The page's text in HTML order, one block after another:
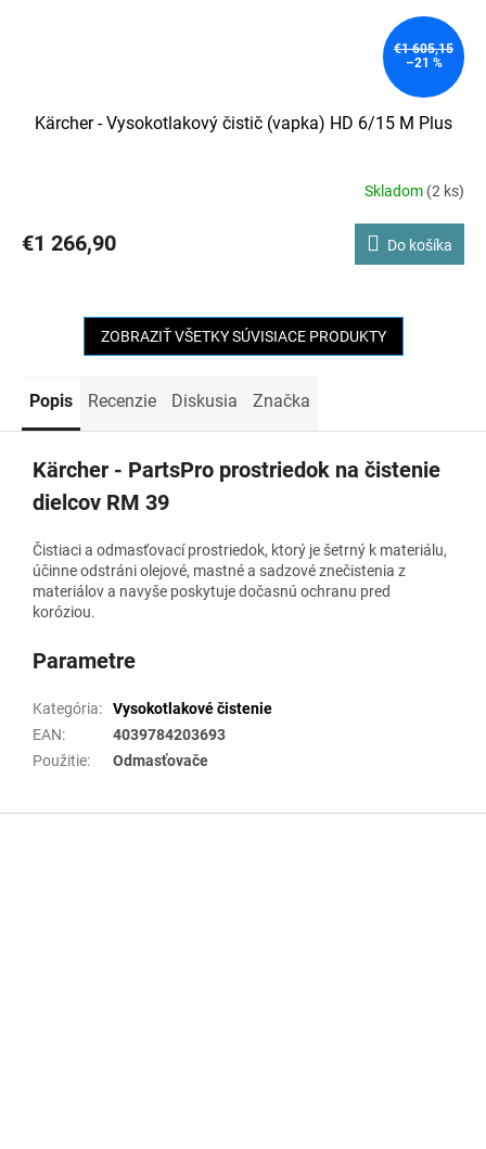
€1 605,15
–21 %
Kärcher - Vysokotlakový čistič (vapka) HD 6/15 M Plus
Skladom (2 ks)
€1 266,90 Do košíka
ZOBRAZIŤ VŠETKY SÚVISIACE PRODUKTY
Popis Recenzie Diskusia Značka
Kärcher - PartsPro prostriedok na čistenie
dielcov RM 39
Čistiaci a odmasťovací prostriedok, ktorý je šetrný k materiálu,
účinne odstráni olejové, mastné a sadzové znečistenia z
materiálov a navyše poskytuje dočasnú ochranu pred
koróziou.
Parametre
Kategória:
Vysokotlakové čistenie
EAN:
4039784203693
Použitie: Odmasťovače